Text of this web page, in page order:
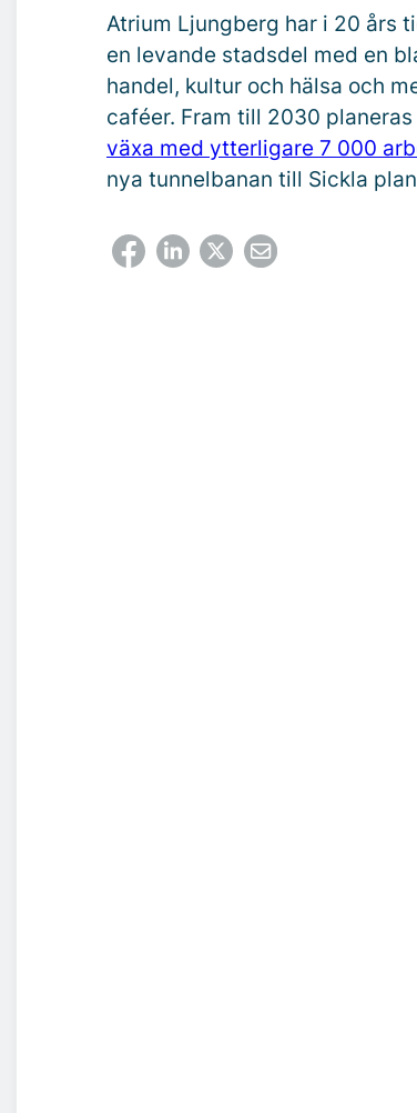
Atrium Ljungberg har i 20 års
en levande stadsdel med en
handel, kultur och hälsa och
caféer. Fram till 2030
växa med ytterligare 7 000
nya tunnelbanan till Sickla